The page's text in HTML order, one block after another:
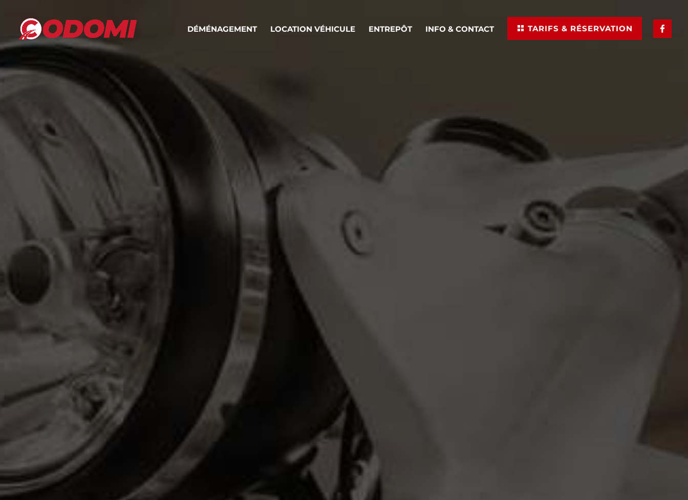
DÉMÉNAGEMENT LOCATION VÉHICULE ENTREPÔT INFO & CONTACT TARIFS & RÉSERVATION